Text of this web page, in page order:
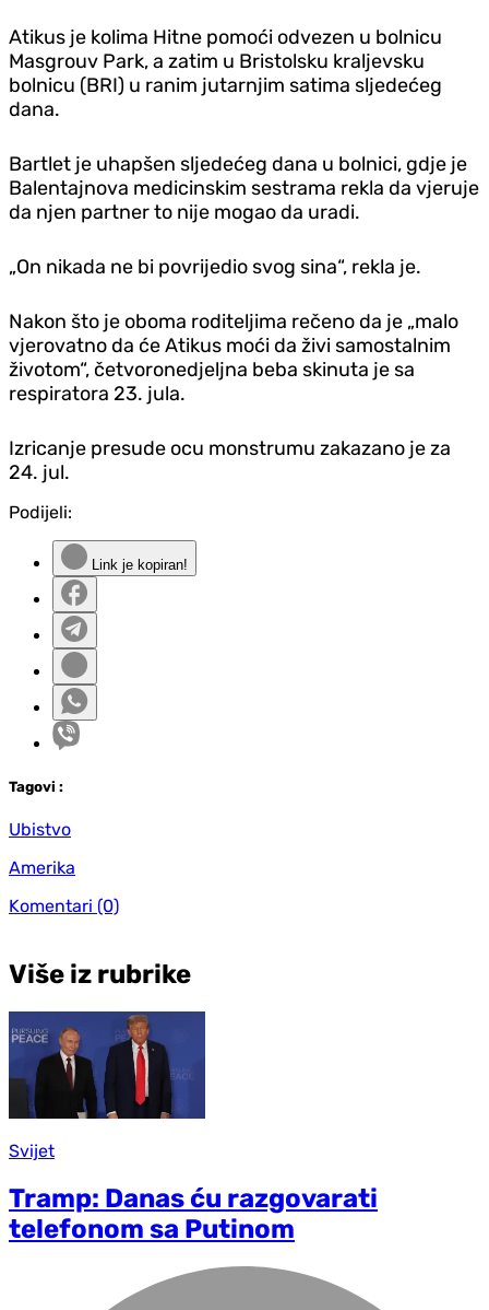
Atikus je kolima Hitne pomoći odvezen u bolnicu
Masgrouv Park, a zatim u Bristolsku kraljevsku
bolnicu (BRI) u ranim jutarnjim satima sljedećeg
dana.
Bartlet je uhapšen sljedećeg dana u bolnici, gdje je
Balentajnova medicinskim sestrama rekla da vjeruje
da njen partner to nije mogao da uradi.
„On nikada ne bi povrijedio svog sina“, rekla je.
Nakon što je oboma roditeljima rečeno da je „malo
vjerovatno da će Atikus moći da živi samostalnim
životom“, četvoronedjeljna beba skinuta je sa
respiratora 23. jula.
Izricanje presude ocu monstrumu zakazano je za
24. jul.
Podijeli:
Link je kopiran!
Tagovi :
Ubistvo
Amerika
Komentari (0)
Više iz rubrike
Svijet
Tramp: Danas ću razgovarati
telefonom sa Putinom